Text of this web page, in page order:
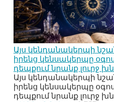
Այս կենդանակերպի
իրենց կենսակերպը
դեպքում նրանք լուրջ
Այս կենդանակերպի
իրենց կենսակերպը
դեպքում նրանք լուրջ